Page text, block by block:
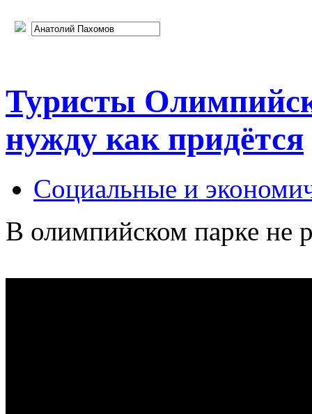
Туристы
нужду как придётся
Социальные и
В олимпийском парке не